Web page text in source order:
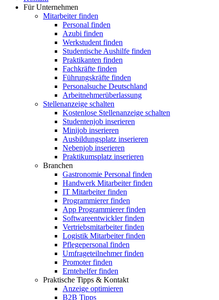
Für Unternehmen
Mitarbeiter finden
Personal finden
Azubi finden
Werkstudent finden
Studentische Aushilfe finden
Praktikanten finden
Fachkräfte finden
Führungskräfte finden
Personalsuche Deutschland
Arbeitnehmerüberlassung
Stellenanzeige schalten
Kostenlose Stellenanzeige schalten
Studentenjob inserieren
Minijob inserieren
Ausbildungsplatz inserieren
Nebenjob inserieren
Praktikumsplatz inserieren
Branchen
Gastronomie Personal finden
Handwerk Mitarbeiter finden
IT Mitarbeiter finden
Programmierer finden
App Programmierer finden
Softwareentwickler finden
Vertriebsmitarbeiter finden
Logistik Mitarbeiter finden
Pflegepersonal finden
Umfrageteilnehmer finden
Promoter finden
Erntehelfer finden
Praktische Tipps & Kontakt
Anzeige optimieren
B2B Tipps